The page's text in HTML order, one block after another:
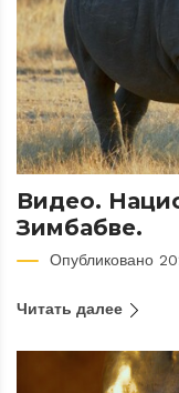
Видео.
Зимбабве.
Опубликовано
Читать далее